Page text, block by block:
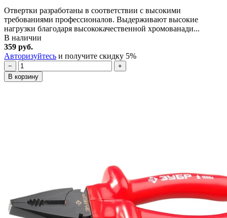
Отвертки разработаны в соответствии с высокими
требованиями профессионалов. Выдерживают высокие
нагрузки благодаря высококачественной хромованади...
В наличии
359 руб.
Авторизуйтесь и получите скидку 5%
−
+
В корзину